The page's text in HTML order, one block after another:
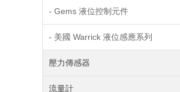
- Gems 液位控制元件
- 美國 Warrick 液位感應系列
壓力傳感器
流量計